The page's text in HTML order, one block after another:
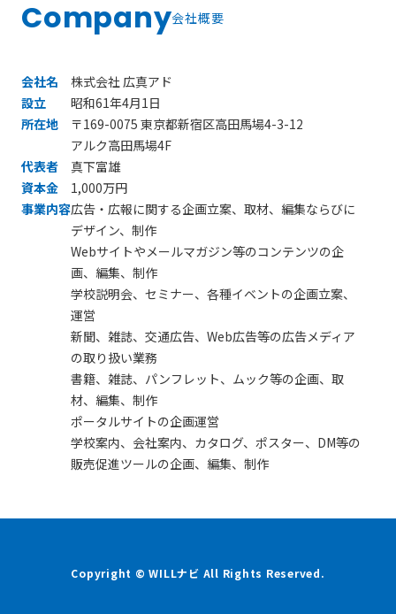
Company会社概要
会社名
株式会社 広真アド
設立
昭和61年4月1日
所在地
〒169-0075 東京都新宿区高田馬場4-3-12
アルク高田馬場4F
代表者
真下富雄
資本金
1,000万円
事業内容広告・広報に関する企画立案、取材、編集ならびに
デザイン、制作
Webサイトやメールマガジン等のコンテンツの企
画、編集、制作
学校説明会、セミナー、各種イベントの企画立案、
運営
新聞、雑誌、交通広告、Web広告等の広告メディア
の取り扱い業務
書籍、雑誌、パンフレット、ムック等の企画、取
材、編集、制作
ポータルサイトの企画運営
学校案内、会社案内、カタログ、ポスター、DM等の
販売促進ツールの企画、編集、制作
Copyright © WILLナビ All Rights Reserved.